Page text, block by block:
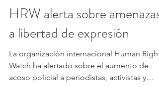
Academia IDH
19 may 2021
HRW alerta sobre amenazas
a libertad de expresión